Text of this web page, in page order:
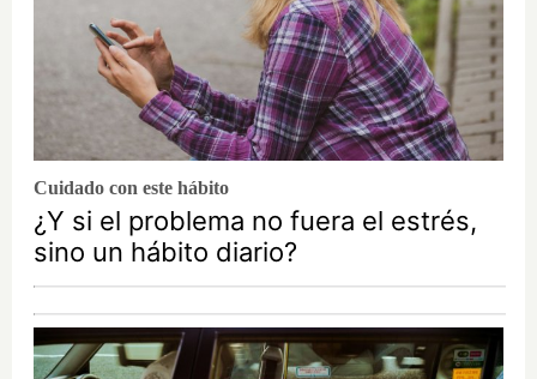
Cuidado con este hábito
¿Y si el problema no fuera el estrés,
sino un hábito diario?